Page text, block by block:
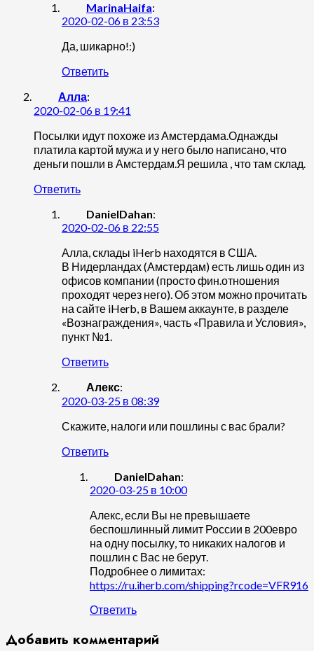
MarinaHaifa:
2020-02-06 в 23:53
Да, шикарно!:)
Ответить
Алла:
2020-02-06 в 19:41
Посылки идут похоже из Амстердама.Однажды
платила картой мужа и у него было написано, что
деньги пошли в Амстердам.Я решила , что там склад.
Ответить
DanielDahan:
2020-02-06 в 22:55
Алла, склады iHerb находятся в США.
В Нидерландах (Амстердам) есть лишь один из
офисов компании (просто фин.отношения
проходят через него). Об этом можно прочитать
на сайте iHerb, в Вашем аккаунте, в разделе
«Вознаграждения», часть «Правила и Условия»,
пункт №1.
Ответить
Алекс:
2020-03-25 в 08:39
Скажите, налоги или пошлины с вас брали?
Ответить
DanielDahan:
2020-03-25 в 10:00
Алекс, если Вы не превышаете
беспошлинный лимит России в 200евро
на одну посылку, то никаких налогов и
пошлин с Вас не берут.
Подробнее о лимитах:
https://ru.iherb.com/shipping?rcode=VFR916
Ответить
Добавить комментарий